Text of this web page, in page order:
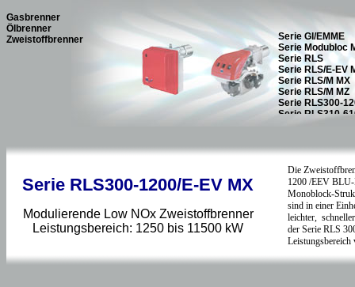
Gasbrenner
Ölbrenner
Zweistoffbrenner
Serie RLS300-1200/E-EV MX
Modulierende Low NOx Zweistoffbrenner
Leistungsbereich: 1250 bis 11500 kW